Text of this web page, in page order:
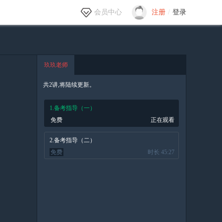
会员中心 注册 / 登录
玖玖老师
共2讲,将陆续更新。
1.备考指导（一）
免费
正在观看
2.备考指导（二）
免费
时长 45:27